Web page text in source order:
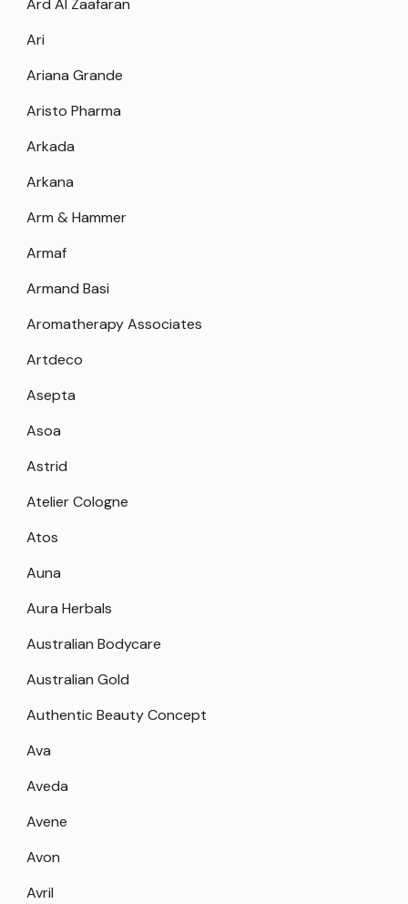
Ard Al Zaafaran
Ari
Ariana Grande
Aristo Pharma
Arkada
Arkana
Arm & Hammer
Armaf
Armand Basi
Aromatherapy Associates
Artdeco
Asepta
Asoa
Astrid
Atelier Cologne
Atos
Auna
Aura Herbals
Australian Bodycare
Australian Gold
Authentic Beauty Concept
Ava
Aveda
Avene
Avon
Avril